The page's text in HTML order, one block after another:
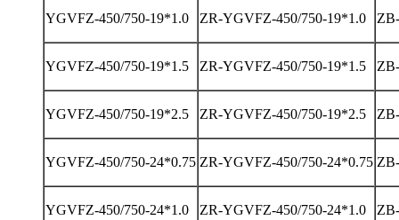
YGVFZ-450/750-19*1.0 ZR-YGVFZ-450/750-19*1.0
YGVFZ-450/750-19*1.5 ZR-YGVFZ-450/750-19*1.5
YGVFZ-450/750-19*2.5 ZR-YGVFZ-450/750-19*2.5
YGVFZ-450/750-24*0.75 ZR-YGVFZ-450/750-24*0.75
YGVFZ-450/750-24*1.0 ZR-YGVFZ-450/750-24*1.0